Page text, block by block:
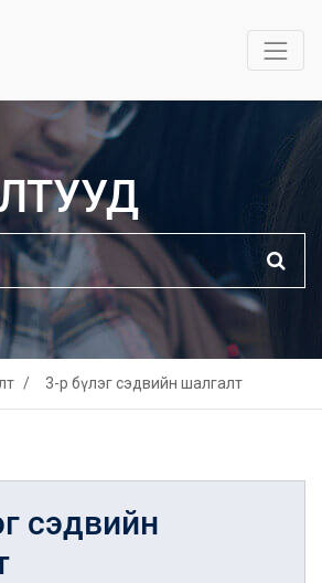
3-р бүлэг сэдвийн шалгалт
сэдвийн